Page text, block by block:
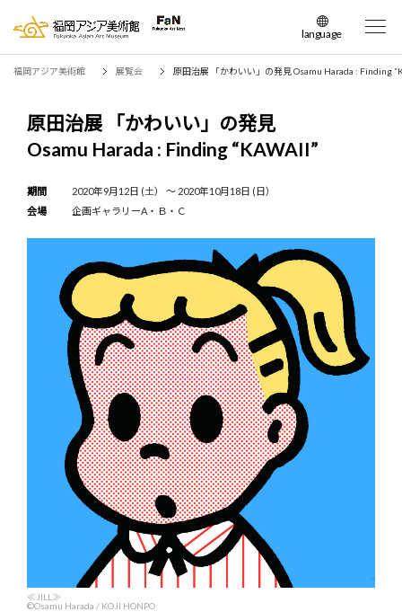
language
日本語
福岡アジア美術館 展覧会 原田治展 「かわいい」の発見 Osamu Harada : Finding
≪JILL≫
©Osamu Harada / KOJI HONPO
原田治展 「かわいい」の発見
Osamu Harada : Finding “KAWAII”
期間
2020年9月12日 (土） 〜 2020年10月18日 (日）
会場
企画ギャラリーA・Ｂ・Ｃ